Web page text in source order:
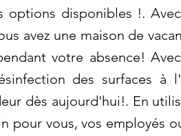
disponibles !.
avez une maison de
votre absence!
des surfaces à
dès aujourd'hui!. En
pour vous, vos employés